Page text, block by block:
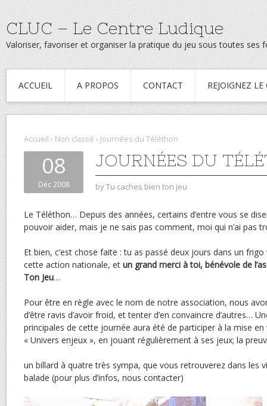
CLUC – Le Centre Ludique
Valoriser, favoriser et organiser la pratique du jeu sous toutes
ACCUEIL A PROPOS CONTACT REJOIGNEZ
Accueil › Non classé › Journées du Téléthon
08
Déc 2008
JOURNÉES DU
byTu caches bien ton jeu
Le Téléthon… Depuis des années, certains d’entre vous se
pouvoir aider, mais je ne sais pas comment, moi qui n’ai pas
Et bien, c’est chose faite : tu as passé deux jours dans un
cette action nationale, et un grand merci à toi, bénévole de
Ton Jeu…
Pour être en règle avec le nom de notre association, nous
d’être ravis d’avoir froid, et tenter d’en convaincre d’autres…
principales de cette journée aura été de participer à la mise
« Univers enjeux », en jouant régulièrement à ses jeux; la
un billard à quatre très sympa, que vous retrouverez dans les
balade (pour plus d’infos, nous contacter)